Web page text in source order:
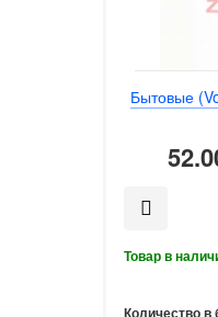
Бытовые